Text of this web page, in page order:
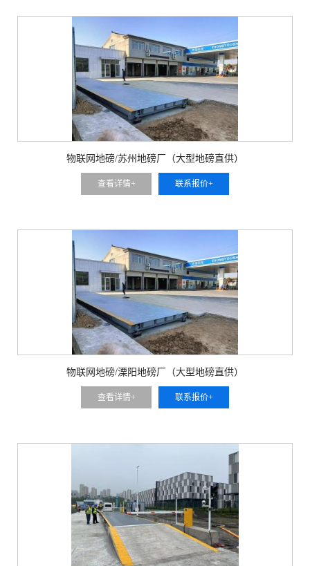
物联网地磅/苏州地磅厂（大型地磅直供）
查看详情+ 联系报价+
物联网地磅/溧阳地磅厂（大型地磅直供）
查看详情+ 联系报价+